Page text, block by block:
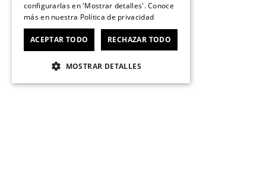
configurarlas en 'Mostrar detalles'. Conoce
más en nuestra Política de privacidad
ACEPTAR TODO RECHAZAR TODO
MOSTRAR DETALLES